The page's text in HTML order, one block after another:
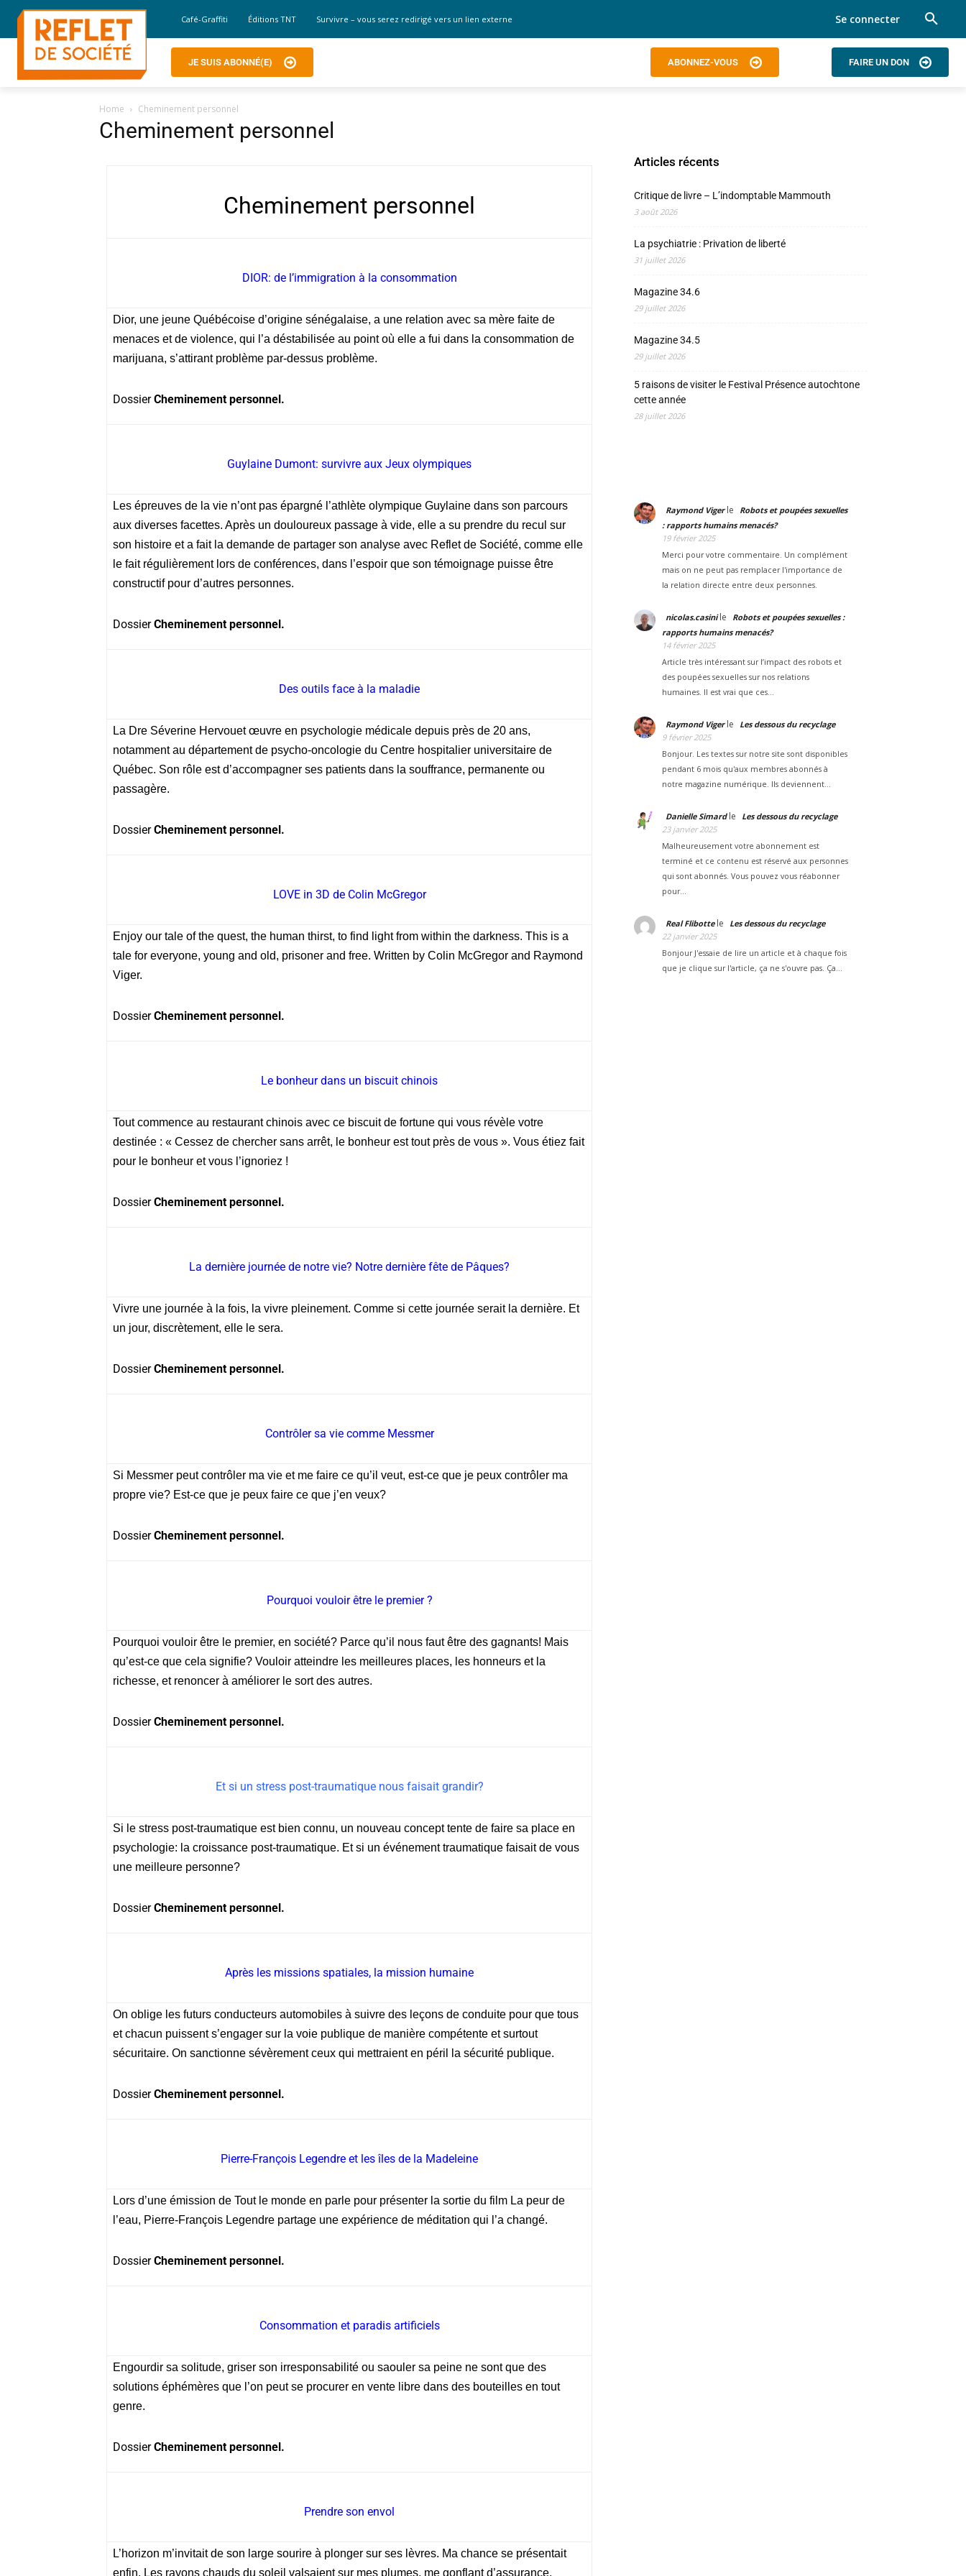
Café-Graffiti Éditions TNT Survivre – vous serez redirigé vers un lien externe Se connecter
JE SUIS ABONNÉ(E) ABONNEZ-VOUS FAIRE UN DON
Home Cheminement personnel
Cheminement personnel
Cheminement personnel
DIOR: de l’immigration à la consommation
Dior, une jeune Québécoise d’origine sénégalaise, a une relation avec sa mère faite de
menaces et de violence, qui l’a déstabilisée au point où elle a fui dans la consommation de
marijuana, s’attirant problème par-dessus problème.
DossierCheminement personnel.
Guylaine Dumont: survivre aux Jeux olympiques
Les épreuves de la vie n’ont pas épargné l’athlète olympique Guylaine dans son parcours
aux diverses facettes. Après un douloureux passage à vide, elle a su prendre du recul sur
son histoire et a fait la demande de partager son analyse avec Reflet de Société, comme elle
le fait régulièrement lors de conférences, dans l’espoir que son témoignage puisse être
constructif pour d’autres personnes.
DossierCheminement personnel.
Des outils face à la maladie
La Dre Séverine Hervouet œuvre en psychologie médicale depuis près de 20 ans,
notamment au département de psycho-oncologie du Centre hospitalier universitaire de
Québec. Son rôle est d’accompagner ses patients dans la souffrance, permanente ou
passagère.
DossierCheminement personnel.
LOVE in 3D de Colin McGregor
Enjoy our tale of the quest, the human thirst, to find light from within the darkness. This is a
tale for everyone, young and old, prisoner and free. Written by Colin McGregor and Raymond
Viger.
DossierCheminement personnel.
Le bonheur dans un biscuit chinois
Tout commence au restaurant chinois avec ce biscuit de fortune qui vous révèle votre
destinée : « Cessez de chercher sans arrêt, le bonheur est tout près de vous ». Vous étiez fait
pour le bonheur et vous l’ignoriez !
DossierCheminement personnel.
La dernière journée de notre vie? Notre dernière fête de Pâques?
Vivre une journée à la fois, la vivre pleinement. Comme si cette journée serait la dernière. Et
un jour, discrètement, elle le sera.
DossierCheminement personnel.
Contrôler sa vie comme Messmer
Si Messmer peut contrôler ma vie et me faire ce qu’il veut, est-ce que je peux contrôler ma
propre vie? Est-ce que je peux faire ce que j’en veux?
DossierCheminement personnel.
Pourquoi vouloir être le premier ?
Pourquoi vouloir être le premier, en société? Parce qu’il nous faut être des gagnants! Mais
qu’est-ce que cela signifie? Vouloir atteindre les meilleures places, les honneurs et la
richesse, et renoncer à améliorer le sort des autres.
DossierCheminement personnel.
Et si un stress post-traumatique nous faisait grandir?
Si le stress post-traumatique est bien connu, un nouveau concept tente de faire sa place en
psychologie: la croissance post-traumatique. Et si un événement traumatique faisait de vous
une meilleure personne?
DossierCheminement personnel.
Après les missions spatiales, la mission humaine
On oblige les futurs conducteurs automobiles à suivre des leçons de conduite pour que tous
et chacun puissent s’engager sur la voie publique de manière compétente et surtout
sécuritaire. On sanctionne sévèrement ceux qui mettraient en péril la sécurité publique.
DossierCheminement personnel.
Pierre-François Legendre et les îles de la Madeleine
Lors d’une émission de Tout le monde en parle pour présenter la sortie du film La peur de
l’eau, Pierre-François Legendre partage une expérience de méditation qui l’a changé.
DossierCheminement personnel.
Consommation et paradis artificiels
Engourdir sa solitude, griser son irresponsabilité ou saouler sa peine ne sont que des
solutions éphémères que l’on peut se procurer en vente libre dans des bouteilles en tout
genre.
DossierCheminement personnel.
Prendre son envol
L’horizon m’invitait de son large sourire à plonger sur ses lèvres. Ma chance se présentait
enfin. Les rayons chauds du soleil valsaient sur mes plumes, me gonflant d’assurance.
Articles récents
Critique de livre – L’indomptable Mammouth
3 août 2026
La psychiatrie : Privation de liberté
31 juillet 2026
Magazine 34.6
29 juillet 2026
Magazine 34.5
29 juillet 2026
5 raisons de visiter le Festival Présence autochtone
cette année
28 juillet 2026
Raymond Vigerle
Robots et poupées sexuelles
: rapports humains menacés?
19 février 2025
Merci pour votre commentaire. Un complément
mais on ne peut pas remplacer l'importance de
la relation directe entre deux personnes.
nicolas.casinile
Robots et poupées sexuelles :
rapports humains menacés?
14 février 2025
Article très intéressant sur l’impact des robots et
des poupées sexuelles sur nos relations
humaines. Il est vrai que ces…
Raymond Vigerle
Les dessous du recyclage
9 février 2025
Bonjour. Les textes sur notre site sont disponibles
pendant 6 mois qu'aux membres abonnés à
notre magazine numérique. Ils deviennent…
Danielle Simardle
Les dessous du recyclage
23 janvier 2025
Malheureusement votre abonnement est
terminé et ce contenu est réservé aux personnes
qui sont abonnés. Vous pouvez vous réabonner
pour…
Real Flibottele
Les dessous du recyclage
22 janvier 2025
Bonjour J'essaie de lire un article et à chaque fois
que je clique sur l'article, ça ne s'ouvre pas. Ça…